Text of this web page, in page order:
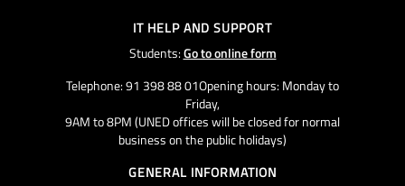
IT HELP AND SUPPORT
Students:Go to online form
Telephone: 91 398 88 01Opening hours: Monday to
Friday,
9AM to 8PM (UNED offices will be closed for normal
business on the public holidays)
GENERAL INFORMATION